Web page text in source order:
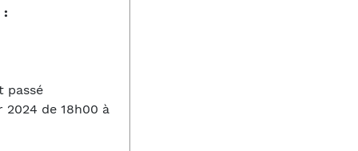
:
passé
2024 de 18h00 à